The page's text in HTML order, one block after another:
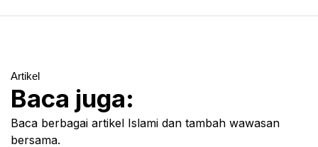
Artikel
Baca juga:
Baca berbagai artikel Islami dan tambah wawasan
bersama.